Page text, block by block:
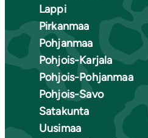
Lappi
Pirkanmaa
Pohjanmaa
Pohjois-Karjala
Pohjois-Pohjanmaa
Pohjois-Savo
Satakunta
Uusimaa